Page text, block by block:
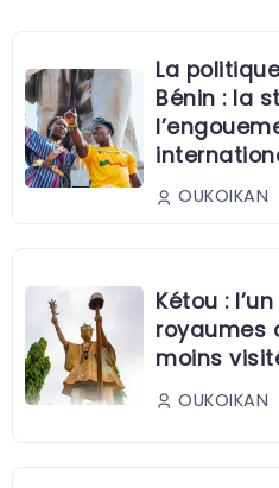
La
Bénin : la
OUKOIKAN
Kétou :
royaumes
moins
OUKOIKAN